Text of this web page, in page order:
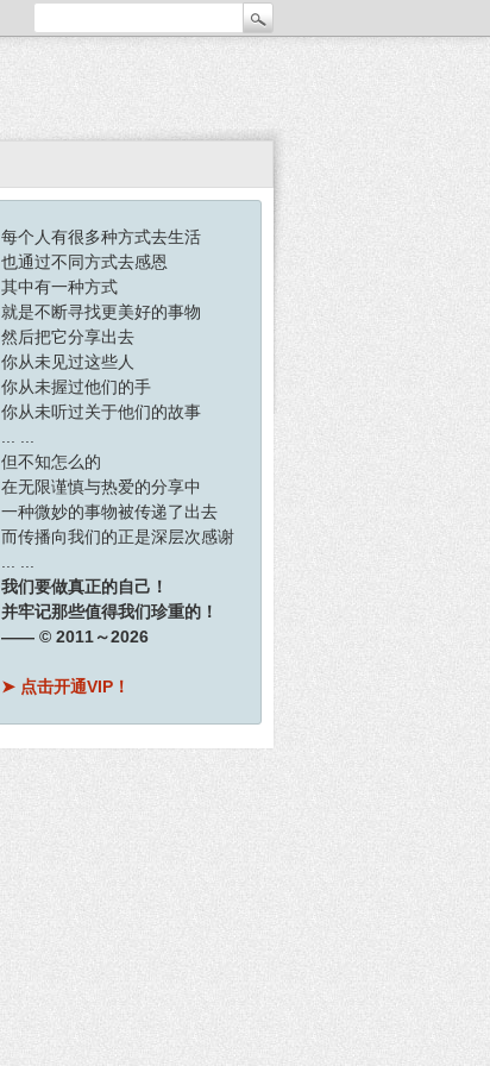
每个人有很多种方式去生活
也通过不同方式去感恩
其中有一种方式
就是不断寻找更美好的事物
然后把它分享出去
你从未见过这些人
你从未握过他们的手
你从未听过关于他们的故事
但不知怎么的
在无限谨慎与热爱的分享中
一种微妙的事物被传递了出去
而传播向我们的正是深层次感谢
我们要做真正的自己！
并牢记那些值得我们珍重的！
—— © 2011～2026
➤ 点击开通VIP！